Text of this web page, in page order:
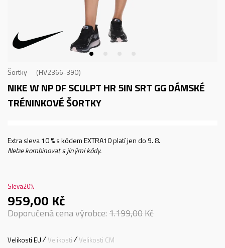
Šortky HV2366-390
NIKE W NP DF SCULPT HR 5IN SRT GGDÁMSKÉ
TRÉNINKOVÉ ŠORTKY
Extra sleva 10 % s kódem EXTRA10 platí jen do 9. 8.
Nelze kombinovat s jinými kódy.
Sleva20%
959,00 Kč
Doporučená cena výrobce:1.199,00Kč
Velikosti EU Velikosti Velikosti CM